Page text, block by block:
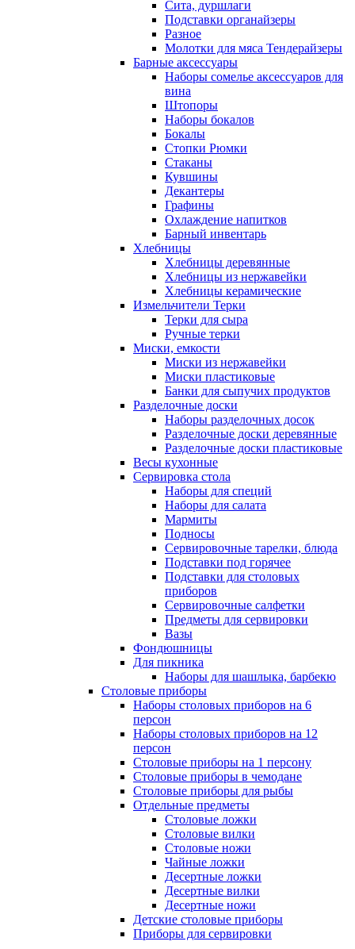
Сита, дуршлаги
Подставки органайзеры
Разное
Молотки для мяса Тендерайзеры
Барные аксессуары
Наборы сомелье аксессуаров для
вина
Штопоры
Наборы бокалов
Бокалы
Стопки Рюмки
Стаканы
Кувшины
Декантеры
Графины
Охлаждение напитков
Барный инвентарь
Хлебницы
Хлебницы деревянные
Хлебницы из нержавейки
Хлебницы керамические
Измельчители Терки
Терки для сыра
Ручные терки
Миски, емкости
Миски из нержавейки
Миски пластиковые
Банки для сыпучих продуктов
Разделочные доски
Наборы разделочных досок
Разделочные доски деревянные
Разделочные доски пластиковые
Весы кухонные
Сервировка стола
Наборы для специй
Наборы для салата
Мармиты
Подносы
Сервировочные тарелки, блюда
Подставки под горячее
Подставки для столовых
приборов
Сервировочные салфетки
Предметы для сервировки
Вазы
Фондюшницы
Для пикника
Наборы для шашлыка, барбекю
Столовые приборы
Наборы столовых приборов на 6
персон
Наборы столовых приборов на 12
персон
Столовые приборы на 1 персону
Столовые приборы в чемодане
Столовые приборы для рыбы
Отдельные предметы
Столовые ложки
Столовые вилки
Столовые ножи
Чайные ложки
Десертные ложки
Десертные вилки
Десертные ножи
Детские столовые приборы
Приборы для сервировки